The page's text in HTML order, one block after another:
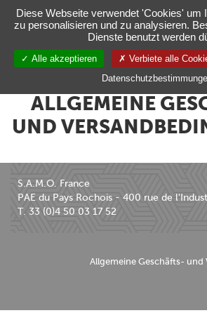
ALLGEMEINE
UND
S.A.M.O. France
PAE du Pays Rochois - 400 rue de
T. 33 (0)4 50 03 17 52
Allgemeine Geschäfts-
Verwaltung Ihrer Cookie-Einstellungen
Diese Webseite verwendet 'Cookies' um
zu personalisieren und zu analysieren.
Dienste benutzt werden
Alle akzeptieren Verbiete alle